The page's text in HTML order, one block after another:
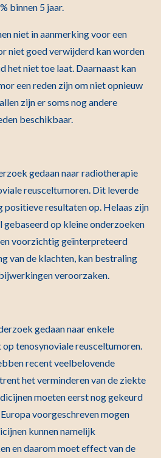
binnen 5 jaar.
niet in aanmerking voor een
niet goed verwijderd kan worden
het niet toe laat. Daarnaast kan
een reden zijn om niet opnieuw
zijn er soms nog andere
beschikbaar.
gedaan naar radiotherapie
reusceltumoren. Dit leverde
positieve resultaten op. Helaas zijn
gebaseerd op kleine onderzoeken
voorzichtig geïnterpreteerd
van de klachten, kan bestraling
veroorzaken.
gedaan naar enkele
tenosynoviale reusceltumoren.
recent veelbelovende
het verminderen van de ziekte
moeten eerst nog gekeurd
voorgeschreven mogen
kunnen namelijk
en daarom moet effect van de